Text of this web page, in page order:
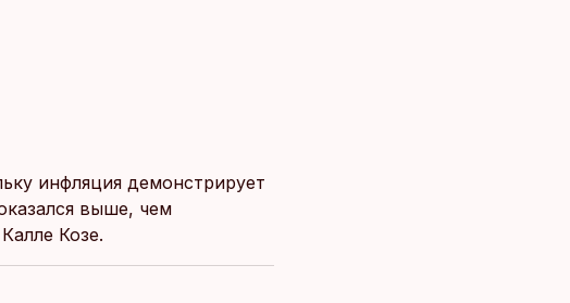
инфляция демонстрирует
выше, чем
Козе.